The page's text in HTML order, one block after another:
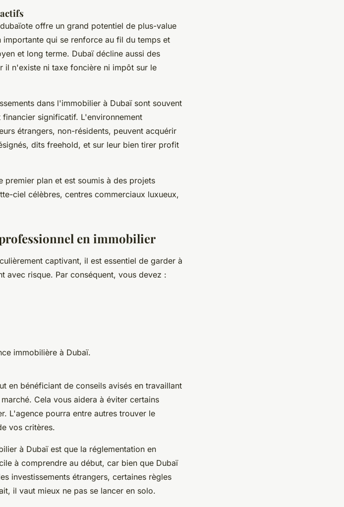
offre un grand potentiel de plus-value
qui se renforce au fil du temps et
et long terme. Dubaï décline aussi des
il n'existe ni taxe foncière ni impôt sur le
dans l'immobilier à Dubaï sont souvent
significatif. L'environnement
étrangers, non-résidents, peuvent acquérir
dits freehold, et sur leur bien tirer profit
premier plan et est soumis à des projets
ciel célèbres, centres commerciaux luxueux,
en immobilier
captivant, il est essentiel de garder à
avec risque. Par conséquent, vous devez :
immobilière à Dubaï.
en bénéficiant de conseils avisés en travaillant
Cela vous aidera à éviter certains
L'agence pourra entre autres trouver le
vos critères.
à Dubaï est que la réglementation en
à comprendre au début, car bien que Dubaï
investissements étrangers, certaines règles
il vaut mieux ne pas se lancer en solo.